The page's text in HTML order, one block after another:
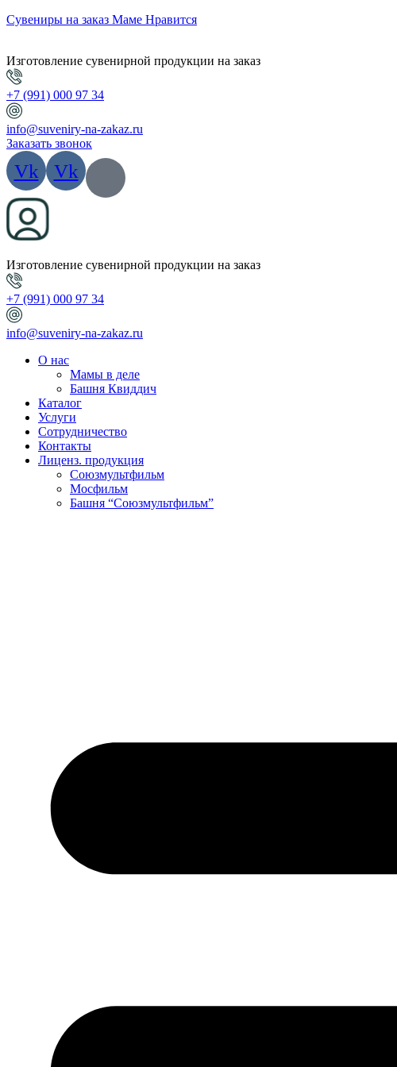
Сувениры на заказ Маме Нравится
Изготовление сувенирной продукции на заказ
+7 (991) 000 97 34
info@suveniry-na-zakaz.ru
Заказать звонок
Vk Vk
Изготовление сувенирной продукции на заказ
+7 (991) 000 97 34
info@suveniry-na-zakaz.ru
О нас
Мамы в деле
Башня Квиддич
Каталог
Услуги
Сотрудничество
Контакты
Лиценз. продукция
Союзмультфильм
Мосфильм
Башня “Союзмультфильм”